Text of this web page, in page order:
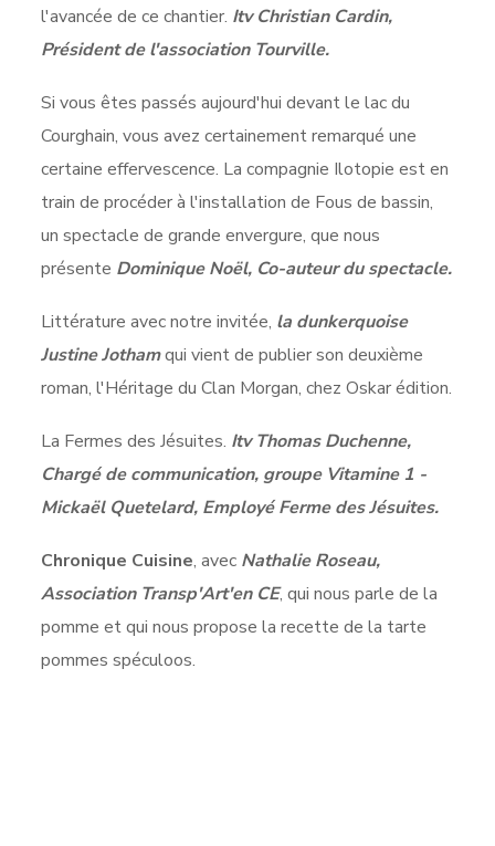
l'avancée de ce chantier. Itv Christian Cardin,
Président de l'association Tourville.
Si vous êtes passés aujourd'hui devant le lac du
Courghain, vous avez certainement remarqué une
certaine effervescence. La compagnie Ilotopie est en
train de procéder à l'installation de Fous de bassin,
un spectacle de grande envergure, que nous
présente Dominique Noël, Co-auteur du spectacle.
Littérature avec notre invitée, la dunkerquoise
Justine Jothamqui vient de publier son deuxième
roman, l'Héritage du Clan Morgan, chez Oskar édition.
La Fermes des Jésuites. Itv Thomas Duchenne,
Chargé de communication, groupe Vitamine 1 -
Mickaël Quetelard, Employé Ferme des Jésuites.
Chronique Cuisine, avec Nathalie Roseau,
Association Transp'Art'en CE, qui nous parle de la
pomme et qui nous propose la recette de la tarte
pommes spéculoos.